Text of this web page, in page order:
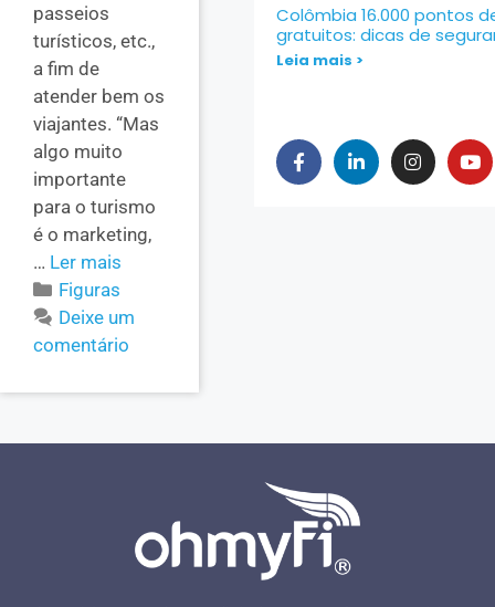
passeios
turísticos, etc.,
a fim de
atender bem os
viajantes. “Mas
algo muito
importante
para o turismo
é o marketing,
… Ler mais
Figuras
Deixe um
comentário
Colômbia 16.000 pontos
gratuitos: dicas de
Leia mais >